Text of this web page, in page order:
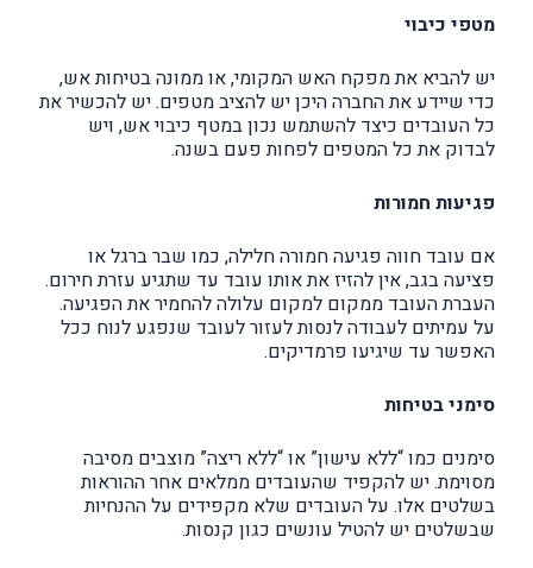
מטפי כיבוי
יש להביא את מפקח האש המקומי, או ממונה בטיחות אש,
כדי שיידע את החברה היכן יש להציב מטפים. יש להכשיר את
כל העובדים כיצד להשתמש נכון במטף כיבוי אש, ויש
לבדוק את כל המטפים לפחות פעם בשנה.
פגיעות חמורות
אם עובד חווה פגיעה חמורה חלילה, כמו שבר ברגל או
פציעה בגב, אין להזיז את אותו עובד עד שתגיע עזרת חירום.
העברת העובד ממקום למקום עלולה להחמיר את הפגיעה.
על עמיתים לעבודה לנסות לעזור לעובד שנפגע לנוח ככל
האפשר עד שיגיעו פרמדיקים.
סימני בטיחות
סימנים כמו “ללא עישון” או “ללא ריצה” מוצבים מסיבה
מסוימת. יש להקפיד שהעובדים ממלאים אחר ההוראות
בשלטים אלו. על העובדים שלא מקפידים על ההנחיות
שבשלטים יש להטיל עונשים כגון קנסות.